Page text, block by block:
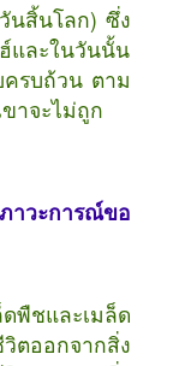
วันสิ้นโลก) ซึ่ง
และในวันนั้น
รบถ้วน ตาม
าจะไม่ถูก
วะการณ์ขอ
พืชและเมล็ด
ตออกจากสิ่ง